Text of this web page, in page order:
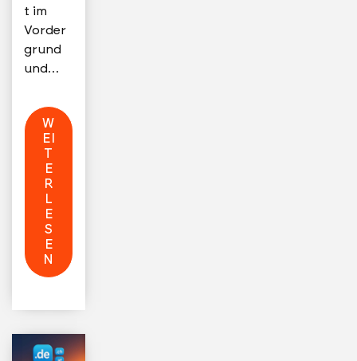
t im
Vorder
grund
und…
W
EI
T
E
R
L
E
S
E
N